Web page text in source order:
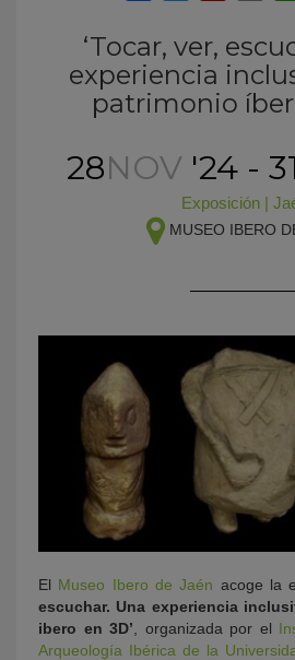
‘Tocar, ver,
experiencia
patrimonio
28NOV'24 - 31
Exposición |
MUSEO IBERO
El Museo Ibero de Jaén acoge la
escuchar. Una experiencia
ibero en 3D’ , organizada por el
Arqueología Ibérica de la